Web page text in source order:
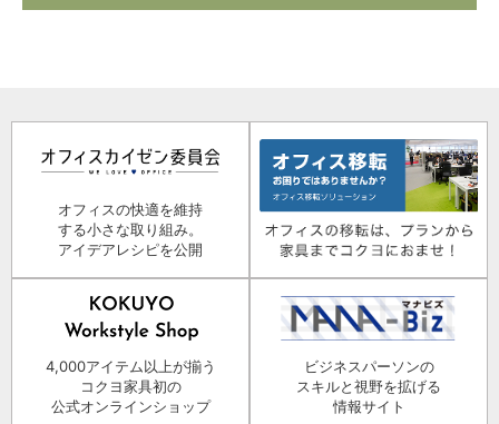
オフィスの快適を維持
する小さな取り組み。
アイデアレシピを公開
4,000アイテム以上が揃う
コクヨ家具初の
公式オンラインショップ
ビジネスパーソンの
スキルと視野を拡げる
情報サイト